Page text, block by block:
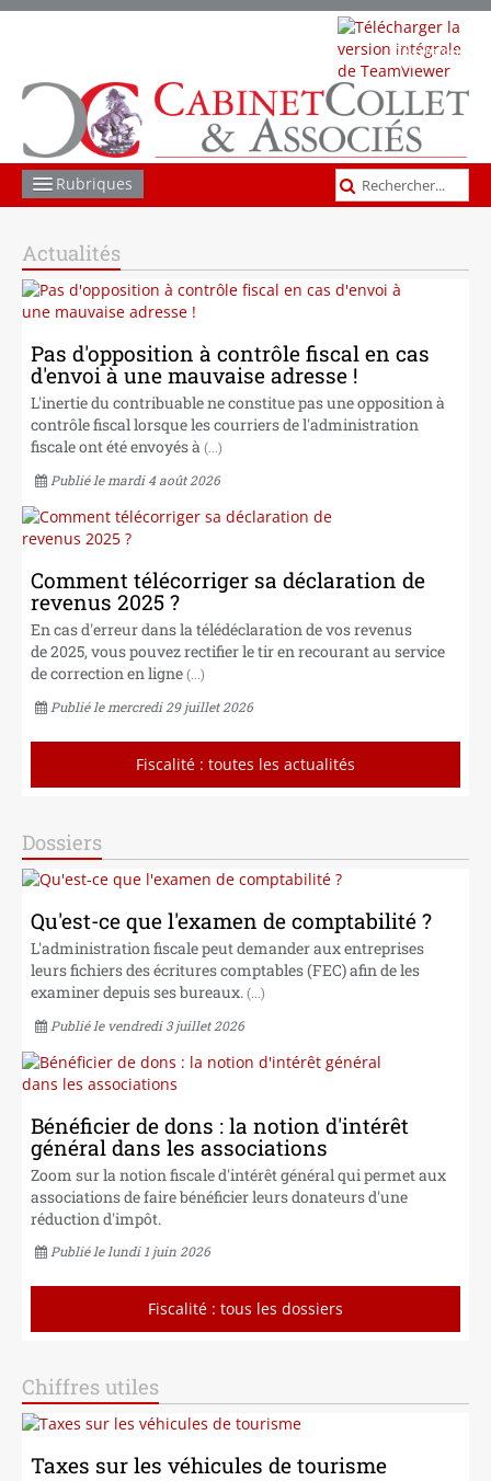
Télécharger
TeamViewer
Rubriques
SOCIAL
FISCAL
LES AUTRES MISSIONS
Actualités
Pas d'opposition à contrôle fiscal en cas
d'envoi à une mauvaise adresse !
L'inertie du contribuable ne constitue pas une opposition à
contrôle fiscal lorsque les courriers de l'administration
fiscale ont été envoyés à (...)
Publié le mardi 4 août 2026
Comment télécorriger sa déclaration de
revenus 2025 ?
En cas d'erreur dans la télédéclaration de vos revenus
de 2025, vous pouvez rectifier le tir en recourant au service
de correction en ligne (...)
Publié le mercredi 29 juillet 2026
Fiscalité : toutes les actualités
Dossiers
Qu'est-ce que l'examen de comptabilité ?
L'administration fiscale peut demander aux entreprises
leurs fichiers des écritures comptables (FEC) afin de les
examiner depuis ses bureaux. (...)
Publié le vendredi 3 juillet 2026
Bénéficier de dons : la notion d'intérêt
général dans les associations
Zoom sur la notion fiscale d'intérêt général qui permet aux
associations de faire bénéficier leurs donateurs d'une
réduction d'impôt.
Publié le lundi 1 juin 2026
Fiscalité : tous les dossiers
Chiffres utiles
Taxes sur les véhicules de tourisme